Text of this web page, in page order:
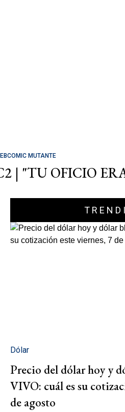
MUTANTE
| "TU OFICIO
Dólar
Precio del dólar hoy y
VIVO: cuál es su
de agosto